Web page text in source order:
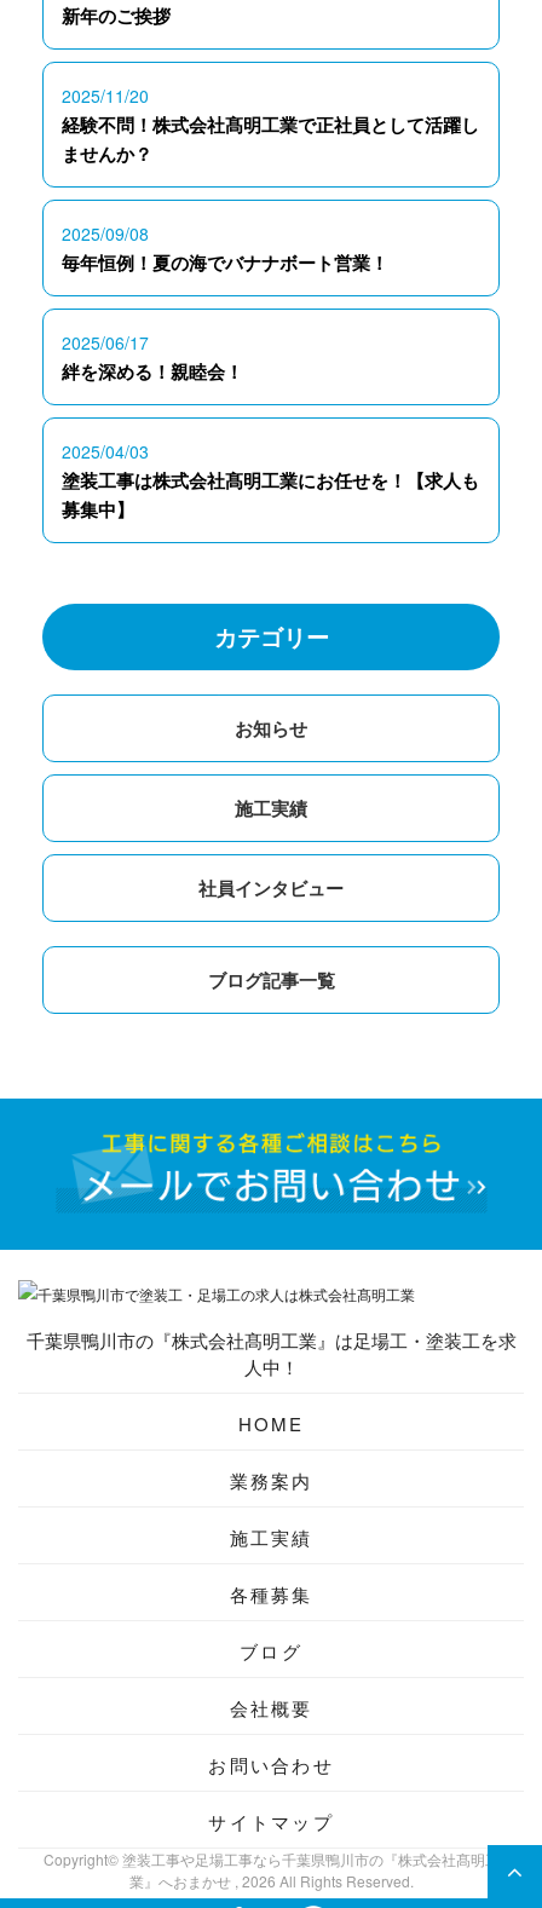
新年のご挨拶
2025/11/20
経験不問！株式会社髙明工業で正社員として活躍し
ませんか？
2025/09/08
毎年恒例！夏の海でバナナボート営業！
2025/06/17
絆を深める！親睦会！
2025/04/03
塗装工事は株式会社髙明工業にお任せを！【求人も
募集中】
カテゴリー
お知らせ
施工実績
社員インタビュー
ブログ記事一覧
千葉県鴨川市の『株式会社髙明工業』は足場工・塗装工を求
人中！
HOME
業務案内
施工実績
各種募集
ブログ
会社概要
お問い合わせ
サイトマップ
Copyright© 塗装工事や足場工事なら千葉県鴨川市の『株式会社髙明工
業』へおまかせ , 2026 All Rights Reserved.